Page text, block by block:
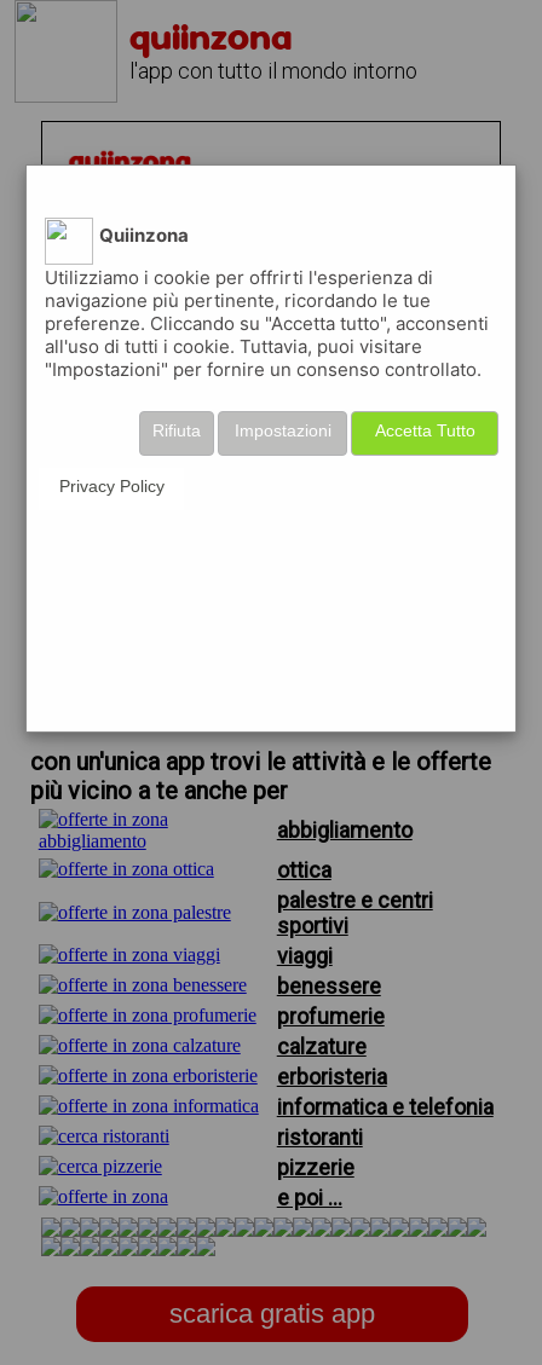
quiinzona
l'app con tutto il mondo intorno
con un'unica app trovi le attività e le offerte
più vicino a te anche per
abbigliamento
ottica
palestre e centri
sportivi
viaggi
benessere
profumerie
calzature
erboristeria
informatica e telefonia
ristoranti
pizzerie
e poi ...
scarica gratis app
Quiinzona
Utilizziamo i cookie per offrirti l'esperienza di
navigazione più pertinente, ricordando le tue
preferenze. Cliccando su "Accetta tutto", acconsenti
all'uso di tutti i cookie. Tuttavia, puoi visitare
"Impostazioni" per fornire un consenso controllato.
Accetta Tutto
Impostazioni
Rifiuta
Privacy Policy